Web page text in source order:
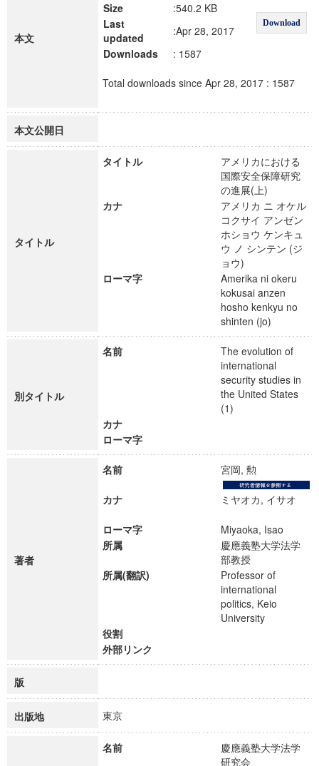
本文
Download
Size
:540.2 KB
Last
updated
:Apr 28, 2017
Downloads
: 1587
Total downloads since Apr 28, 2017 : 1587
本文公開日
タイトル
タイトル
アメリカにおける
国際安全保障研究
の進展(上)
カナ
アメリカ ニ オケル
コクサイ アンゼン
ホショウ ケンキュ
ウ ノ シンテン (ジ
ョウ)
ローマ字
Amerika ni okeru
kokusai anzen
hosho kenkyu no
shinten (jo)
別タイトル
名前
The evolution of
international
security studies in
the United States
(1)
カナ
ローマ字
著者
名前 宮岡, 勲
カナ ミヤオカ, イサオ
ローマ字
Miyaoka, Isao
所属
慶應義塾大学法学
部教授
所属(翻訳)
Professor of
international
politics, Keio
University
役割
外部リンク
版
出版地 東京
名前
慶應義塾大学法学
研究会